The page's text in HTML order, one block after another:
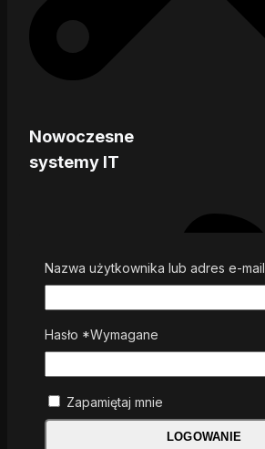
Nowoczesne
systemy IT
Nazwa użytkownika lub adres e-mail
Hasło *Wymagane
Zapamiętaj mnie
LOGOWANIE